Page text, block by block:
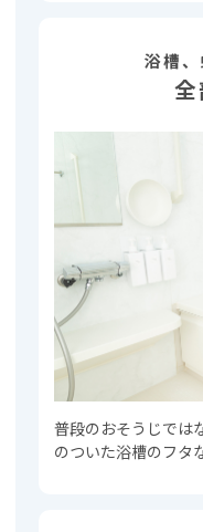
浴槽
普段のおそうじでは
のついた浴槽のフタ